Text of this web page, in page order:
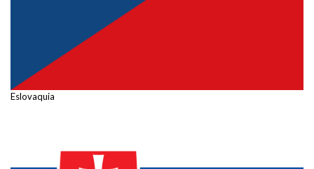
Eslovaquia